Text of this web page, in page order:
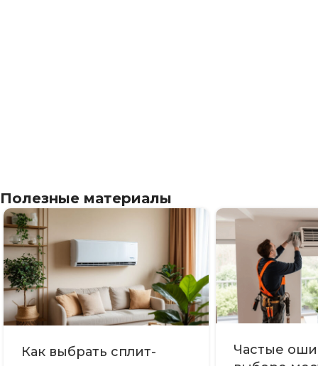
Полезные материалы
Как выбрать сплит-
Частые